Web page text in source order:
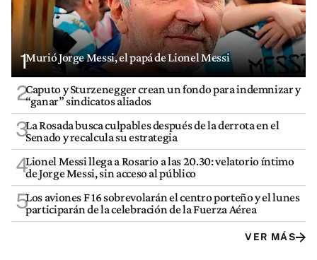
1Murió Jorge Messi, el papá de Lionel Messi
2Caputo y Sturzenegger crean un fondo para indemnizar y
“ganar” sindicatos aliados
3La Rosada busca culpables después de la derrota en el
Senado y recalcula su estrategia
4Lionel Messi llega a Rosario a las 20.30: velatorio íntimo
de Jorge Messi, sin acceso al público
5Los aviones F 16 sobrevolarán el centro porteño y el lunes
participarán de la celebración de la Fuerza Aérea
VER MÁS